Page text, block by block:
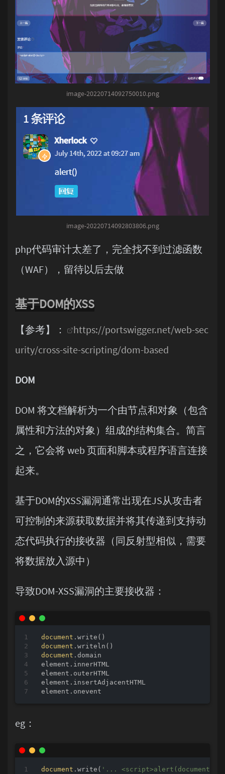
image-20220714092750010.png
image-20220714092803806.png
php代码审计太差了，完全找不到过滤函数
（WAF），留待以后去做
基于DOM的XSS
【参考】：
https://portswigger.net/web-sec
urity/cross-site-scripting/dom-based
DOM
DOM 将文档解析为一个由节点和对象（包含
属性和方法的对象）组成的结构集合。简言
之，它会将 web 页面和脚本或程序语言连接
起来。
基于DOM的XSS漏洞通常出现在JS从攻击者
可控制的来源获取数据并将其传递到支持动
态代码执行的接收器（同反射型相似，需要
将数据放入源中）
导致DOM-XSS漏洞的主要接收器：
document
document
document .domain
element.innerHTML
element.outerHTML
element.insertAdjacentHTML
eg：
document .write( '...